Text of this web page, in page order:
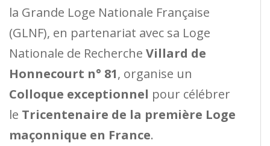
la Grande Loge Nationale Française
(GLNF), en partenariat avec sa Loge
Nationale de Recherche Villard de
Honnecourt n° 81, organise un
Colloque exceptionnel pour célébrer
le Tricentenaire de la première Loge
maçonnique en France.